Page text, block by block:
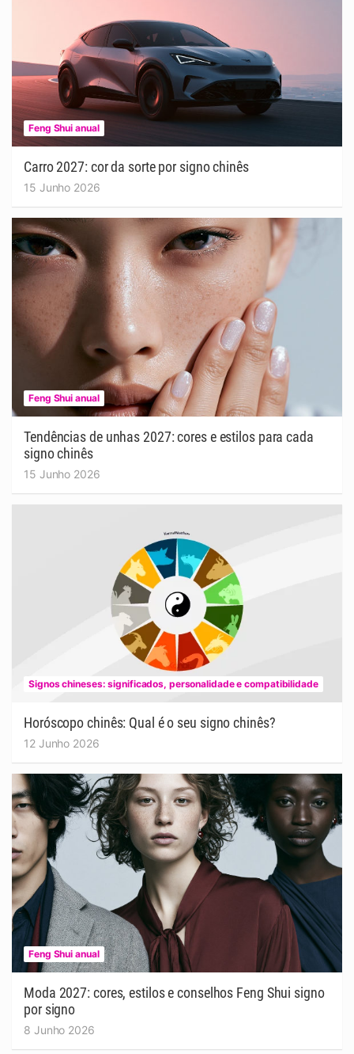
Feng Shui anual
Carro 2027: cor da sorte por signo chinês
15 Junho 2026
Feng Shui anual
Tendências de unhas 2027: cores e estilos para cada
signo chinês
15 Junho 2026
Signos chineses: significados, personalidade e compatibilidade
Horóscopo chinês: Qual é o seu signo chinês?
12 Junho 2026
Feng Shui anual
Moda 2027: cores, estilos e conselhos Feng Shui signo
por signo
8 Junho 2026